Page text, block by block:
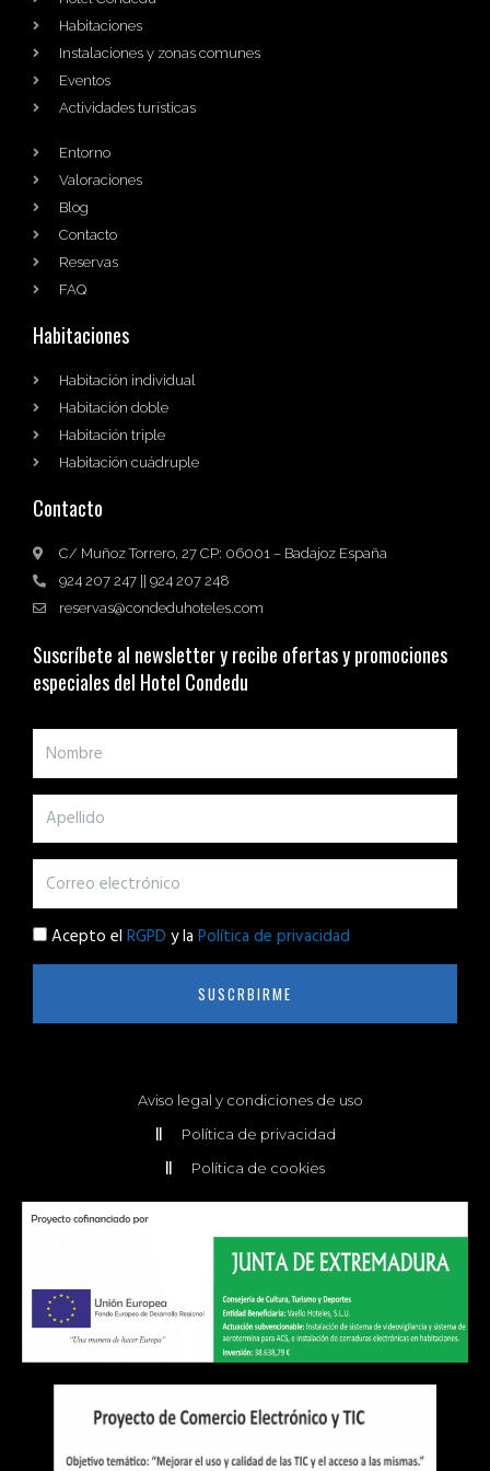
Habitaciones
Instalaciones y zonas comunes
Eventos
Actividades turísticas
Entorno
Valoraciones
Blog
Contacto
Reservas
FAQ
Habitaciones
Habitación individual
Habitación doble
Habitación triple
Habitación cuádruple
Contacto
C/ Muñoz Torrero, 27 CP: 06001 – Badajoz España
924 207 247 || 924 207 248
reservas@condeduhoteles.com
Suscríbete al newsletter y recibe ofertas y promociones
especiales del Hotel Condedu
Acepto el RGPD y la Política de privacidad
SUSCRBIRME
Aviso legal y condiciones de uso
Política de privacidad
Política de cookies